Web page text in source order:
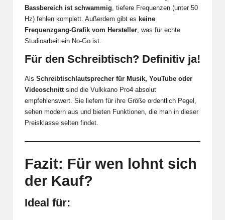
Bassbereich ist schwammig, tiefere Frequenzen (unter 50
Hz) fehlen komplett. Außerdem gibt es keine
Frequenzgang-Grafik vom Hersteller, was für echte
Studioarbeit ein No-Go ist.
Für den Schreibtisch? Definitiv ja!
Als Schreibtischlautsprecher für Musik, YouTube oder
Videoschnitt sind die Vulkkano Pro4 absolut
empfehlenswert. Sie liefern für ihre Größe ordentlich Pegel,
sehen modern aus und bieten Funktionen, die man in dieser
Preisklasse selten findet.
Fazit: Für wen lohnt sich
der Kauf?
Ideal für: